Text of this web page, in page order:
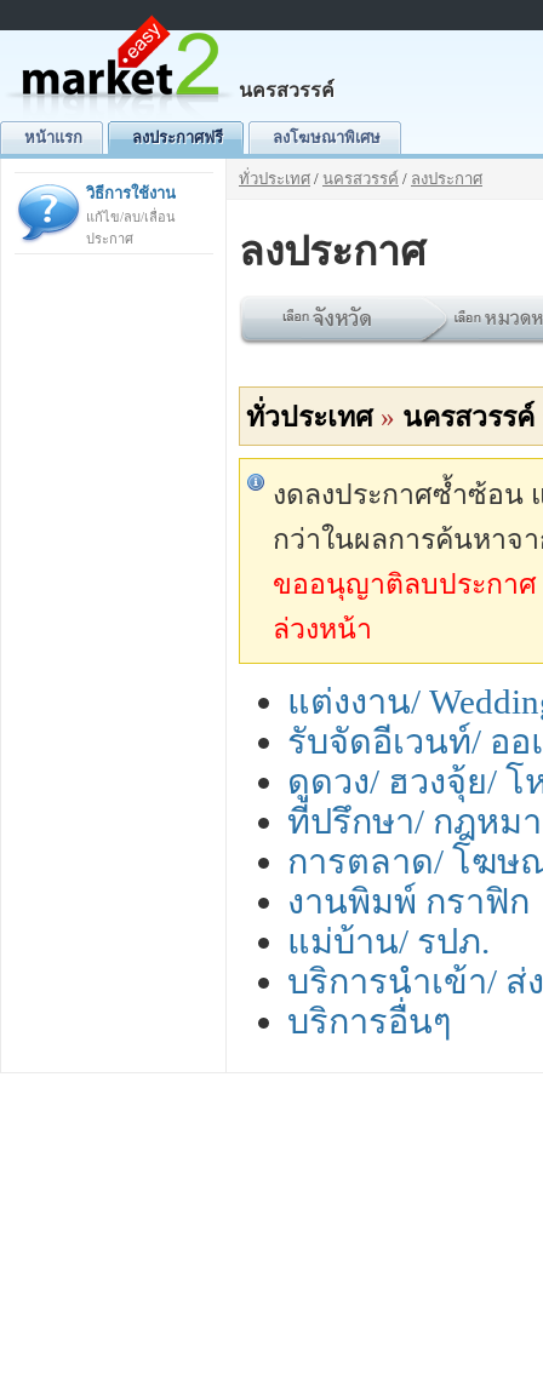
นครสวรรค์
หน้าแรก ลงประกาศฟรี ลงโฆษณาพิเศษ
วิธีการใช้งาน
แก้ไข/ลบ/เลื่อน
ประกาศ
ทั่วประเทศ / นครสวรรค์ / ลงประกาศ
ลงประกาศ
ทั่วประเทศ» นครสวรรค์
งดลงประกาศซ้ำซ้อน
กว่าในผลการค้นหาจา
ขออนุญาติลบประกาศ
ล่วงหน้า
แต่งงาน/
รับจัดอีเวนท์/ อ
ดูดวง/ ฮวงจุ้ย/ โ
ที่ปรึกษา/ กฎหม
การตลาด/ โฆษ
งานพิมพ์ กราฟิก
แม่บ้าน/ รปภ.
บริการนำเข้า/ ส่
บริการอื่นๆ